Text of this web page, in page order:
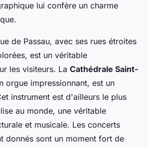
lui confère un charme
de Passau, avec ses rues étroites
est un véritable
les visiteurs. La Cathédrale Saint-
orgue impressionnant, est un
instrument est d'ailleurs le plus
au monde, une véritable
et musicale. Les concerts
donnés sont un moment fort de